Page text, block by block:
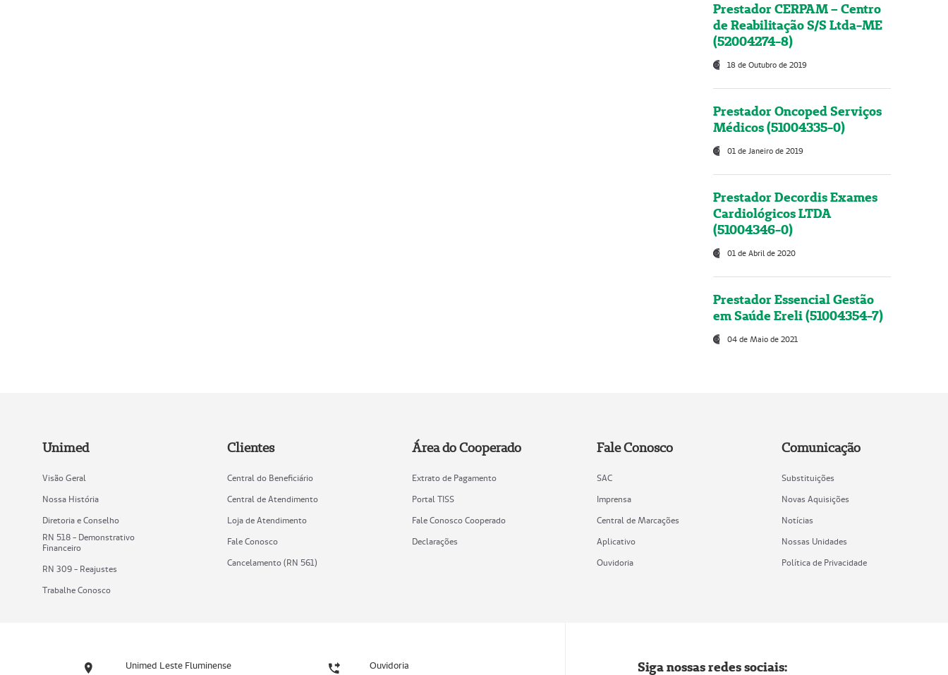
Prestador CERPAM – Centro
de Reabilitação S/S Ltda-ME
(52004274-8)
18 de Outubro de 2019
Prestador Oncoped Serviços
Médicos (51004335-0)
01 de Janeiro de 2019
Prestador Decordis Exames
Cardiológicos LTDA
(51004346-0)
01 de Abril de 2020
Prestador Essencial Gestão
em Saúde Ereli (51004354-7)
04 de Maio de 2021
Unimed
Visão Geral
Nossa História
Diretoria e Conselho
RN 518 - Demonstrativo
Financeiro
RN 309 - Reajustes
Trabalhe Conosco
Clientes
Central do Beneficiário
Central de Atendimento
Loja de Atendimento
Fale Conosco
Cancelamento (RN 561)
Área do Cooperado
Extrato de Pagamento
Portal TISS
Fale Conosco Cooperado
Declarações
Fale Conosco
SAC
Imprensa
Central de Marcações
Aplicativo
Ouvidoria
Comunicação
Substituições
Novas Aquisições
Notícias
Nossas Unidades
Política de Privacidade
Unimed Leste Fluminense Ouvidoria Siga nossas redes sociais: